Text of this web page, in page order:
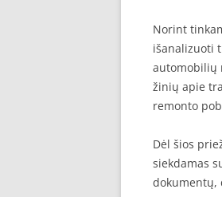
Norint
išanalizuoti
automobilių
žinių apie
remonto
Dėl šios
siekdamas
dokumentų,